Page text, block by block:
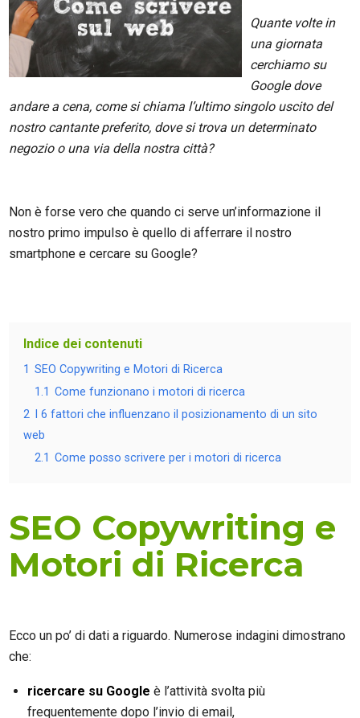
Quante volte in
una giornata
cerchiamo su
Google dove
andare a cena, come si chiama l’ultimo singolo uscito del
nostro cantante preferito, dove si trova un determinato
negozio o una via della nostra città?
Non è forse vero che quando ci serve un’informazione il
nostro primo impulso è quello di afferrare il nostro
smartphone e cercare su Google?
Indice dei contenuti
1 SEO Copywriting e Motori di Ricerca
1.1 Come funzionano i motori di ricerca
2
I 6 fattori che influenzano il posizionamento di un sito
web
2.1 Come posso scrivere per i motori di ricerca
SEO Copywriting e
Motori di Ricerca
Ecco un po’ di dati a riguardo. Numerose indagini dimostrano
che:
ricercare su Google è l’attività svolta più
frequentemente dopo l’invio di email,